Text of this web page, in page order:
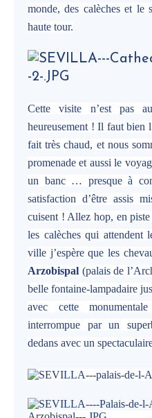
monde, des calèches et le
haute tour.
Cette visite n’est pas au
heureusement ! Il faut bien
fait très chaud, et nous
promenade et aussi le
un banc … presque à
satisfaction d’être assis
cuisent ! Allez hop, en
les calèches qui attendent
ville j’espère que les
Arzobispal (palais de
belle fontaine-lampadaire
avec cette
interrompue par un
dedans avec un